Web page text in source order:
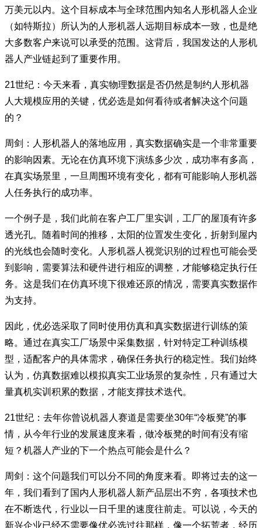
万美元以内。这个目标成本与全球范围内知名人形机器人企业
（如特斯拉）所认为的人形机器人远期目标成本一致，也是绝
大多数客户来说可以承受的范围。这背后，我国发达的人形机
器人产业链起到了重要作用。
21世纪：今天来看，真实物理数据是否仍然是制约人形机器
人大规模应用的关键，优必选是如何看待或者解决这个问题
的？
周剑：人形机器人的落地应用，真实数据确实是一个非常重要
的影响因素。无论在仿真环境下演练多少次，成功率有多高，
在真实场景里，一旦周围环境有变化，都有可能影响人形机器
人任务执行的成功率。
一个例子是，我们此前在客户工厂里实训，工厂的屋顶有许多
透光孔。随着时间的推移，太阳的位置发生变化，折射到屋内
的光线也会随时变化。人形机器人视觉识别的过程也可能会受
到影响，需要算法和硬件进行相应的调整，才能够稳定执行任
务。这是我们在仿真环境下很难还原的情况，需要真实数据作
为支持。
因此，优必选采取了同时使用仿真和真实数据进行训练的策
略。通过在真实工厂场景中采集数据，针对特定工种训练模
型，适配客户的具体需求，确保任务执行的稳定性。我们始终
认为，仿真数据难以模拟真实工业场景的复杂性，只有通过大
量真机实训积累的数据，才能支撑技术迭代。
21世纪：去年你曾说机器人赛道是需要坐30年“冷板凳”的事
情，从今年行业的发展速度来看，做冷板凳的时间有没有缩
短？机器人产业的下一个热点可能会是什么？
周剑：这个问题我们可以分不同的角度来看。即将过去的这一
年，我们看到了国内人形机器人新产品层出不穷，各项技术也
在不断迭代，行业以一日千里的速度往前走。可以说，今天的
新兴企业已经不需要像优必选过往那样，像一个拓荒者，经历